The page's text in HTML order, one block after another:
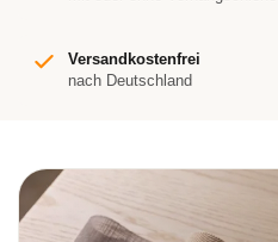
Versandkostenfrei
nach Deutschland